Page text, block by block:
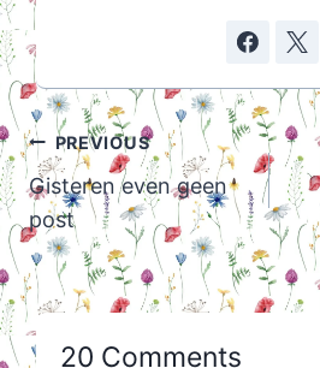
Post
navigation
PREVIOUS
Gisteren even geen
post
20 Comments